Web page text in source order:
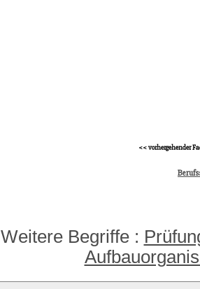
<< vorhergehender
Weitere Begriffe :